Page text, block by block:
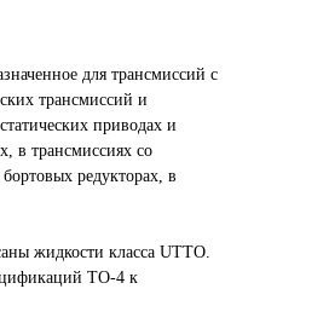
для трансмиссий с
трансмиссий и
приводах и
в трансмиссиях со
редукторах, в
жидкости класса UTTO.
ТО-4 к